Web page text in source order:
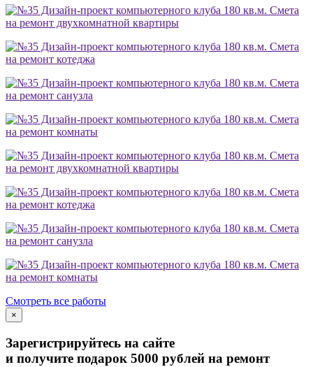
Смета
на ремонт двухкомнатной квартиры
Смета
на ремонт котеджа
Смета
на ремонт санузла
Смета
на ремонт комнаты
Смета
на ремонт двухкомнатной квартиры
Смета
на ремонт котеджа
Смета
на ремонт санузла
Смета
на ремонт комнаты
Смотреть все работы
×
Зарегистрируйтесь на сайте
и получите подарок 5000 рублей на ремонт